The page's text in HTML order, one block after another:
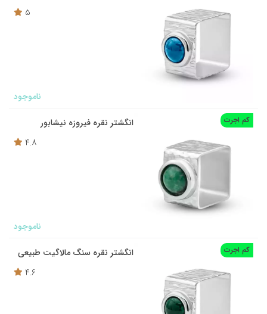
5
ناموجود
کم اجرت
انگشتر نقره فیروزه نیشابور
4.8
ناموجود
کم اجرت
انگشتر نقره سنگ مالاگیت طبیعی
4.6